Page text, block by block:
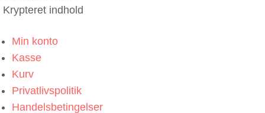
Krypteret indhold
Min konto
Kasse
Kurv
Privatlivspolitik
Handelsbetingelser